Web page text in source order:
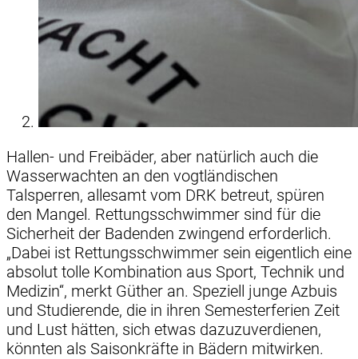
Hallen- und Freibäder, aber natürlich auch die
Wasserwachten an den vogtländischen
Talsperren, allesamt vom DRK betreut, spüren
den Mangel. Rettungsschwimmer sind für die
Sicherheit der Badenden zwingend erforderlich.
„Dabei ist Rettungsschwimmer sein eigentlich eine
absolut tolle Kombination aus Sport, Technik und
Medizin“, merkt Güther an. Speziell junge Azbuis
und Studierende, die in ihren Semesterferien Zeit
und Lust hätten, sich etwas dazuzuverdienen,
könnten als Saisonkräfte in Bädern mitwirken.